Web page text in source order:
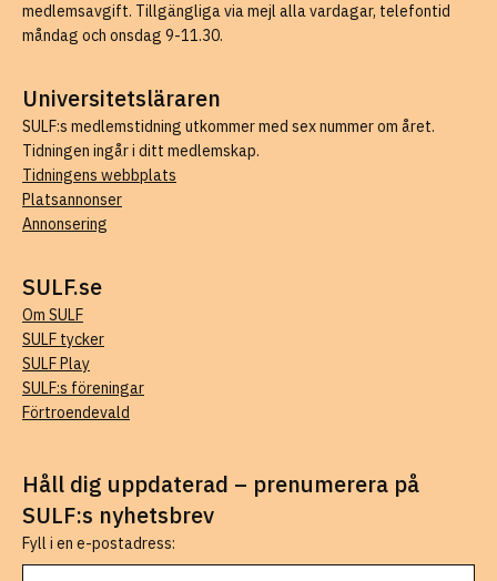
medlemsavgift. Tillgängliga via mejl alla vardagar, telefontid
måndag och onsdag 9-11.30.
Universitetsläraren
SULF:s medlemstidning utkommer med sex nummer om året.
Tidningen ingår i ditt medlemskap.
Tidningens webbplats
Platsannonser
Annonsering
SULF.se
Om SULF
SULF tycker
SULF Play
SULF:s föreningar
Förtroendevald
Håll dig uppdaterad – prenumerera på
SULF:s nyhetsbrev
Fyll i en e-postadress: